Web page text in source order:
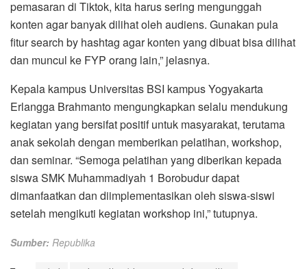
pemasaran di Tiktok, kita harus sering mengunggah
konten agar banyak dilihat oleh audiens. Gunakan pula
fitur search by hashtag agar konten yang dibuat bisa dilihat
dan muncul ke FYP orang lain,” jelasnya.
Kepala kampus Universitas BSI kampus Yogyakarta
Erlangga Brahmanto mengungkapkan selalu mendukung
kegiatan yang bersifat positif untuk masyarakat, terutama
anak sekolah dengan memberikan pelatihan, workshop,
dan seminar. “Semoga pelatihan yang diberikan kepada
siswa SMK Muhammadiyah 1 Borobudur dapat
dimanfaatkan dan diimplementasikan oleh siswa-siswi
setelah mengikuti kegiatan workshop ini,” tutupnya.
Sumber: Republika